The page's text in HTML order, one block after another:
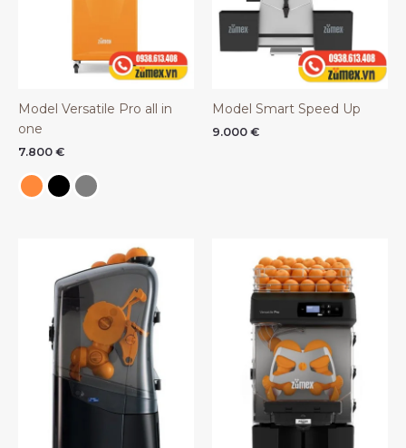
Model Versatile Pro all in
one
7.800 €
Model Smart Speed Up
9.000 €